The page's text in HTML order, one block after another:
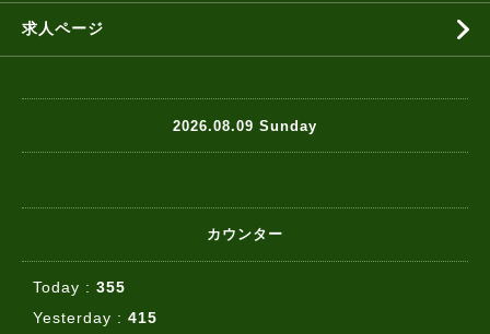
求人ページ
2026.08.09 Sunday
カウンター
Today : 355
Yesterday : 415